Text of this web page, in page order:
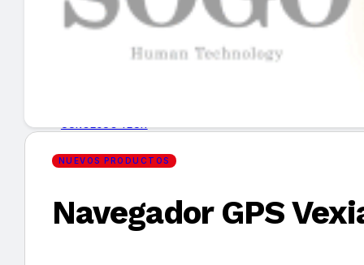
EMPRESAS
GUÍA DE COMPRA
MERCADOS Y TENDENCIAS
NUEVOS PRODUCTOS
Navegador GPS